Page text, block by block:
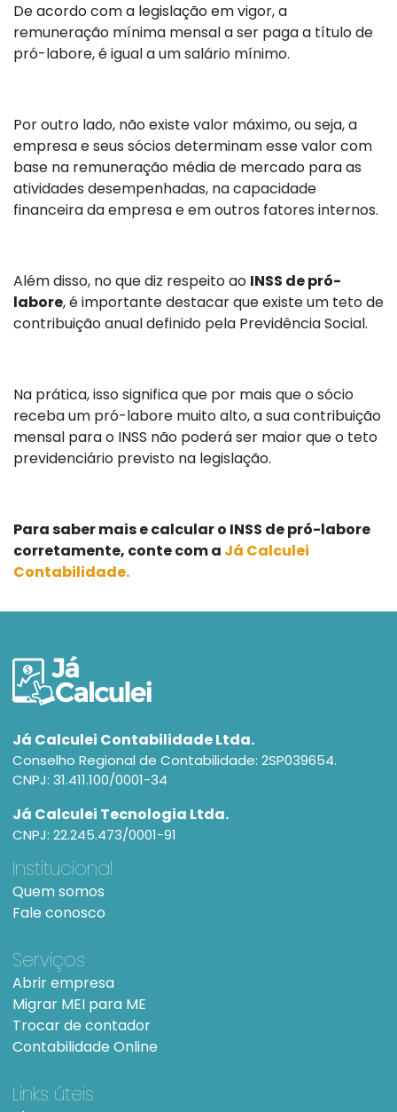
De acordo com a legislação em vigor, a
remuneração mínima mensal a ser paga a título de
pró-labore, é igual a um salário mínimo.
Por outro lado, não existe valor máximo, ou seja, a
empresa e seus sócios determinam esse valor com
base na remuneração média de mercado para as
atividades desempenhadas, na capacidade
financeira da empresa e em outros fatores internos.
Além disso, no que diz respeito ao INSS de pró-
labore, é importante destacar que existe um teto de
contribuição anual definido pela Previdência Social.
Na prática, isso significa que por mais que o sócio
receba um pró-labore muito alto, a sua contribuição
mensal para o INSS não poderá ser maior que o teto
previdenciário previsto na legislação.
Para saber mais e calcular o INSS de pró-labore
corretamente, conte com a Já Calculei
Contabilidade.
Já Calculei Contabilidade Ltda.
Conselho Regional de Contabilidade: 2SP039654.
CNPJ: 31.411.100/0001-34
Já Calculei Tecnologia Ltda.
CNPJ: 22.245.473/0001-91
Institucional
Quem somos
Fale conosco
Serviços
Abrir empresa
Migrar MEI para ME
Trocar de contador
Contabilidade Online
Links úteis